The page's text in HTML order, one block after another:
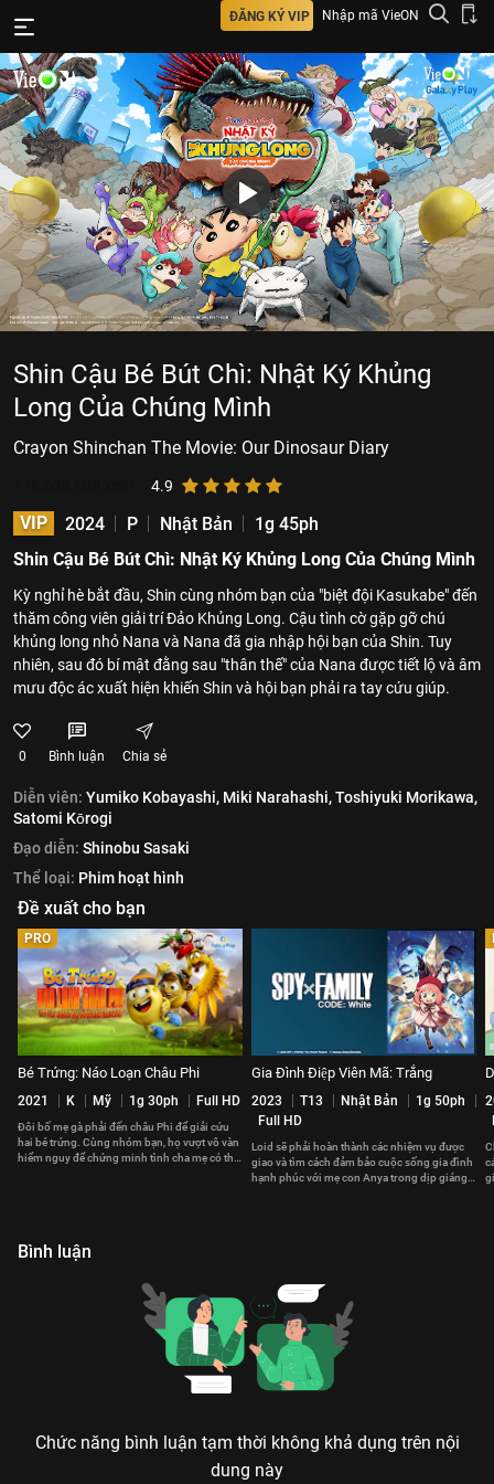
ĐĂNG KÝ VIP Nhập mã VieON
Shin Cậu Bé Bút Chì: Nhật Ký Khủng
Long Của Chúng Mình
Crayon Shinchan The Movie: Our Dinosaur Diary
4.9
VIP 2024 P Nhật Bản
1g 45ph
Shin Cậu Bé Bút Chì: Nhật Ký Khủng Long Của Chúng Mình
Kỳ nghỉ hè bắt đầu, Shin cùng nhóm bạn của "biệt đội Kasukabe" đến
thăm công viên giải trí Đảo Khủng Long. Cậu tình cờ gặp gỡ chú
khủng long nhỏ Nana và Nana đã gia nhập hội bạn của Shin. Tuy
nhiên, sau đó bí mật đằng sau "thân thế" của Nana được tiết lộ và âm
mưu độc ác xuất hiện khiến Shin và hội bạn phải ra tay cứu giúp.
0 Bình luận Chia sẻ
Diễn viên: Yumiko Kobayashi, Miki Narahashi,Toshiyuki Morikawa,
Satomi Kōrogi
Đạo diễn: Shinobu Sasaki
Thể loại: Phim hoạt hình
Đề xuất cho bạn
PRO
Bé Trứng: Náo Loạn Châu Phi
2021 K Mỹ 1g 30ph Full HD
Đôi bố mẹ gà phải đến châu Phi để giải cứu
hai bé trứng. Cùng nhóm bạn, họ vượt vô vàn
hiểm nguy để chứng minh tình cha mẹ có thể
Gia Đình Điệp Viên Mã: Trắng
2023 T13 Nhật Bản
1g 50ph
Full HD
Loid sẽ phải hoàn thành các nhiệm vụ được
giao và tìm cách đảm bảo cuộc sống gia đình
hạnh phúc với mẹ con Anya trong dịp giáng
Bình luận
Chức năng bình luận tạm thời không khả dụng trên nội
dung này